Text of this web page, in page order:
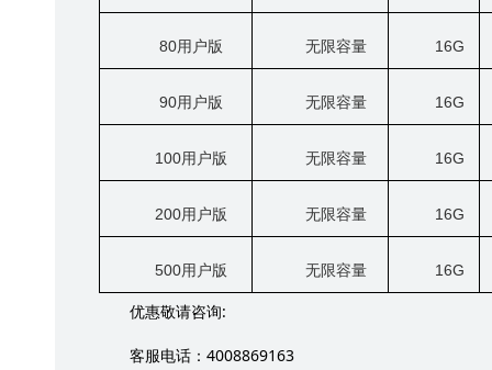
80用户版 无限容量 16G
90用户版 无限容量 16G
100用户版 无限容量 16G
200用户版 无限容量 16G
500用户版 无限容量 16G
优惠敬请咨询:
客服电话： 4008869163